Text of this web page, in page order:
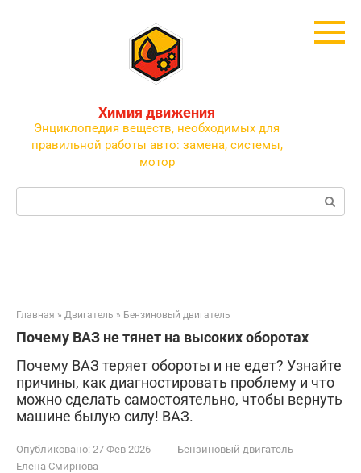
Химия движения
Энциклопедия веществ, необходимых для
правильной работы авто: замена, системы,
мотор
Поиск:
Главная » Двигатель » Бензиновый двигатель
Почему ВАЗ не тянет на высоких оборотах
Почему ВАЗ теряет обороты и не едет? Узнайте
причины, как диагностировать проблему и что
можно сделать самостоятельно, чтобы вернуть
машине былую силу! ВАЗ.
Опубликовано: 27 Фев 2026
Бензиновый двигатель
Елена Смирнова